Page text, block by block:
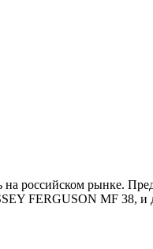
на российском рынке.
FERGUSON MF 38, и